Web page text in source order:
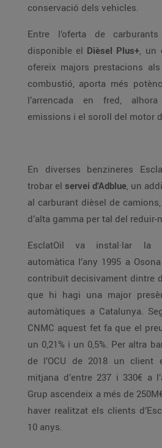
conservació dels vehicles.
Entre l’oferta de carburants
disponible el Dièsel Plus+, un
ofereix majors prestacions
combustió, aporta més potència al motor, facilita
l’arrencada en fred, alhora que
emissions i el soroll del motor
En diverses benzineres EsclatOil
trobar el servei d’Adblue, un additiu
al carburant dièsel de
d’alta gamma per tal del
EsclatOil va instal·lar la primera
automàtica l’any 1995 a
contribuït decisivament dintre de l’Estat Espanyol a
que hi hagi una major presència de benzineres
automàtiques a Catalunya.
CNMC aquest fet fa que el
un 0,21% i un 0,5%. Per altra banda, segons l’estudi
de l’OCU de 2018 un client es pot estalviar
mitjana d’entre 237 i 330€ a
Grup ascendeix a més de
haver realitzat els clients d’EsclatOil en els darrers
10 anys.